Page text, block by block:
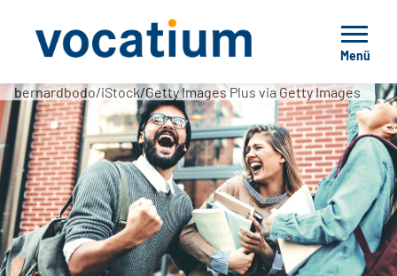
Menü
bernardbodo/iStock/Getty Images Plus via Getty Images